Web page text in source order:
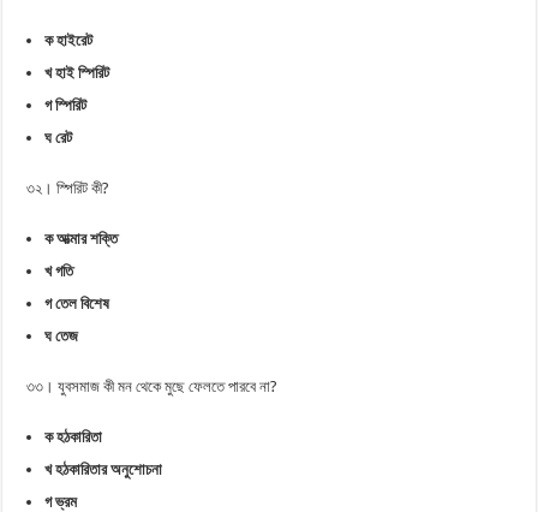
ক হাইরেট
খ হাই স্পিরিট
গ স্পিরিট
ঘ রেট
৩২। স্পিরিট কী?
ক আত্মার শক্তি
খ গতি
গ তেল বিশেষ
ঘ তেজ
৩৩। যুবসমাজ কী মন থেকে মুছে ফেলতে পারবে না?
ক হঠকারিতা
খ হঠকারিতার অনুশোচনা
গ ভ্রম